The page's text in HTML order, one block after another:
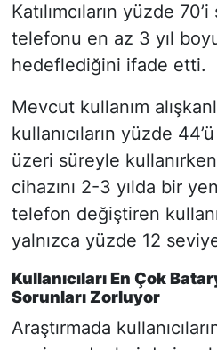
Katılımcıların yüzde
telefonu en az 3 yıl
hedeflediğini ifade etti.
Mevcut kullanım
kullanıcıların yüzde
üzeri süreyle
cihazını 2-3 yılda bir
telefon değiştiren
yalnızca yüzde 12
Kullanıcıları En Çok
Sorunları Zorluyor
Araştırmada